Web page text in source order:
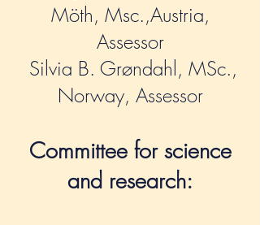
Möth, Msc.,Austria,
Assessor
Silvia B. Grøndahl, MSc.,
Norway, Assessor
Committee for science
and research: